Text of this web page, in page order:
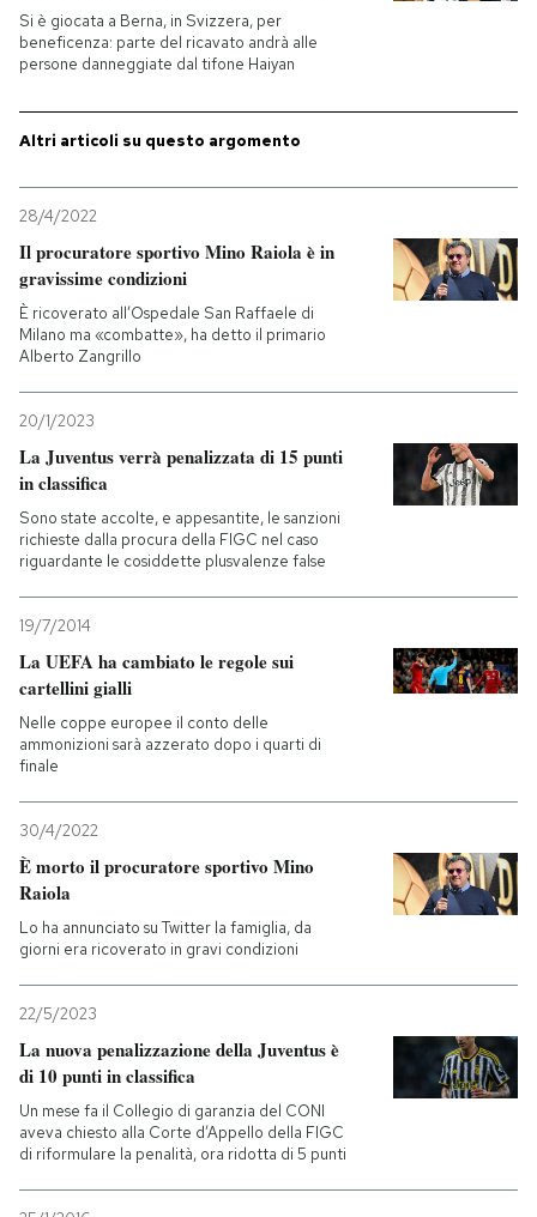
Si è giocata a Berna, in Svizzera, per
beneficenza: parte del ricavato andrà alle
persone danneggiate dal tifone Haiyan
Altri articoli su questo argomento
28/4/2022
Il procuratore sportivo Mino Raiola è in
gravissime condizioni
È ricoverato all’Ospedale San Raffaele di
Milano ma «combatte», ha detto il primario
Alberto Zangrillo
20/1/2023
La Juventus verrà penalizzata di 15 punti
in classifica
Sono state accolte, e appesantite, le sanzioni
richieste dalla procura della FIGC nel caso
riguardante le cosiddette plusvalenze false
19/7/2014
La UEFA ha cambiato le regole sui
cartellini gialli
Nelle coppe europee il conto delle
ammonizioni sarà azzerato dopo i quarti di
finale
30/4/2022
È morto il procuratore sportivo Mino
Raiola
Lo ha annunciato su Twitter la famiglia, da
giorni era ricoverato in gravi condizioni
22/5/2023
La nuova penalizzazione della Juventus è
di 10 punti in classifica
Un mese fa il Collegio di garanzia del CONI
aveva chiesto alla Corte d’Appello della FIGC
di riformulare la penalità, ora ridotta di 5 punti